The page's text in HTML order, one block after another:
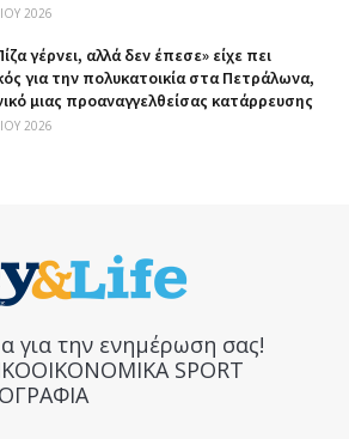
2026
γέρνει, αλλά δεν έπεσε» είχε πει
για την πολυκατοικία στα Πετράλωνα,
μιας προαναγγελθείσας κατάρρευσης
2026
για την ενημέρωση σας!
SPORT